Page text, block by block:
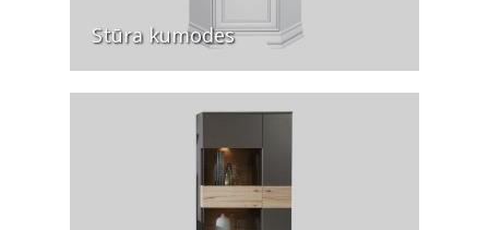
Stūra kumodes